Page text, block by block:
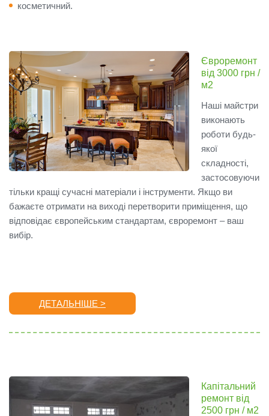
косметичний.
Євроремонт
від 3000 грн /
м2
Наші майстри
виконають
роботи будь-
якої
складності,
застосовуючи
тільки кращі сучасні матеріали і інструменти. Якщо ви
бажаєте отримати на виході перетворити приміщення, що
відповідає європейським стандартам, євроремонт – ваш
вибір.
ДЕТАЛЬНІШЕ >
Капітальний
ремонт від
2500 грн / м2